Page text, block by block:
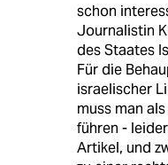
schon
Journalistin
des Staates
Für die
israelischer
muss man
führen -
Artikel, und